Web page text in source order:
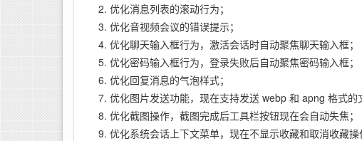
优化消息列表的滚动行为；
优化音视频会议的错误提示；
优化聊天输入框行为，激活会话时自动聚焦聊天输入框；
优化密码输入框行为，登录失败后自动聚焦密码输入框；
优化回复消息的气泡样式；
优化图片发送功能，现在支持发送 webp 和 apng 格式的
优化截图操作，截图完成后工具栏按钮现在会自动失焦；
优化系统会话上下文菜单，现在不显示收藏和取消收藏